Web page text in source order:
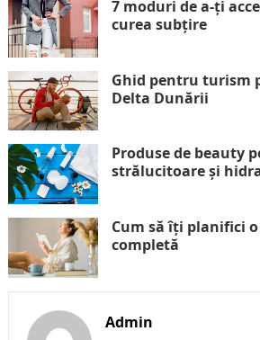
7 moduri de a-ți
curea subțire
Ghid pentru turism
Delta Dunării
Produse de beauty
strălucitoare și
Cum să îți planifici
completă
Admin